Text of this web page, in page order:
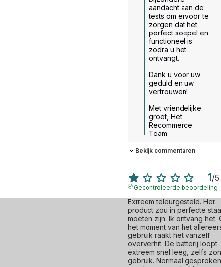
aandacht aan de
tests om ervoor te
zorgen dat het
perfect soepel en
functioneel is
zodra u het
ontvangt.
Dank u voor uw
geduld en uw
vertrouwen!
Met vriendelijke
groet, Het
Recommerce
Team
Bekijk commentaren
1/5
Gecontroleerde beoordeling
Extreem teleurgesteld. Het
product zou in perfecte
moeten zijn. Ik ontvang het.
het moment van het
gebruik raakt het vanzelf
oververhit. De batterij loopt
extreem snel leeg, zelfs
gebruik. Normaal